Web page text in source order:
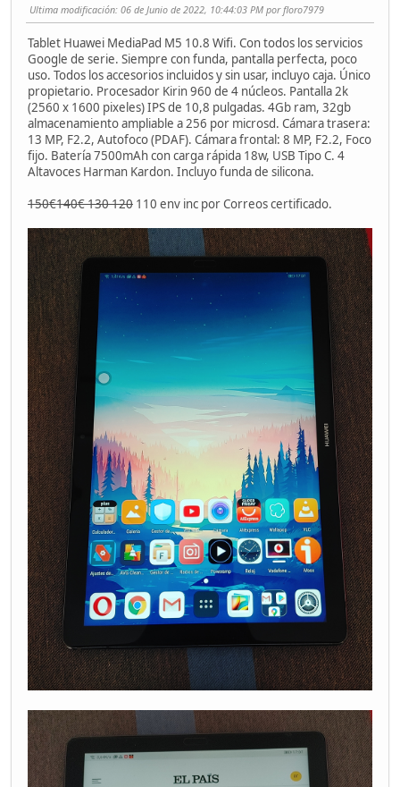
Ultima modificación: 06 de Junio de 2022, 10:44:03 PM por floro7979
Tablet Huawei MediaPad M5 10.8 Wifi. Con todos los servicios
Google de serie. Siempre con funda, pantalla perfecta, poco
uso. Todos los accesorios incluidos y sin usar, incluyo caja. Único
propietario. Procesador Kirin 960 de 4 núcleos. Pantalla 2k
(2560 x 1600 pixeles) IPS de 10,8 pulgadas. 4Gb ram, 32gb
almacenamiento ampliable a 256 por microsd. Cámara trasera:
13 MP, F2.2, Autofoco (PDAF). Cámara frontal: 8 MP, F2.2, Foco
fijo. Batería 7500mAh con carga rápida 18w, USB Tipo C. 4
Altavoces Harman Kardon. Incluyo funda de silicona.
150€140€ 130 120 110 env inc por Correos certificado.